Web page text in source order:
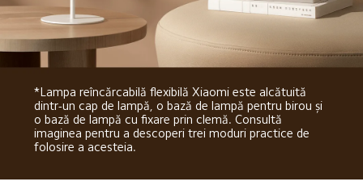
*Lampa reîncărcabilă flexibilă Xiaomi este alcătuită
dintr-un cap de lampă, o bază de lampă pentru birou și
o bază de lampă cu fixare prin clemă. Consultă
imaginea pentru a descoperi trei moduri practice de
folosire a acesteia.